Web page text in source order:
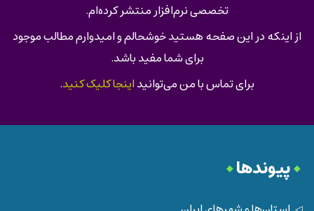
تخصصی نرم‌افزار منتشر کرده‌ام.
از اینکه در این صفحه هستید خوشحالم و امیدوارم مطالب موجود
برای شما مفید باشد.
برای تماس با من می‌توانیداینجا کلیک کنید.
پیوندها